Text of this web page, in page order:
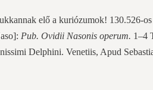
elő a kuriózumok! 130.526-
Pub. Ovidii Nasonis operum. 1–4
Delphini. Venetiis, Apud